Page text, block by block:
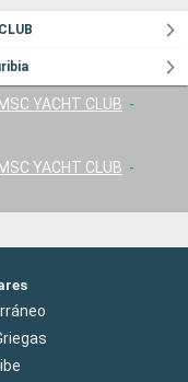
MSC YACHT CLUB
MSC YACHT CLUB